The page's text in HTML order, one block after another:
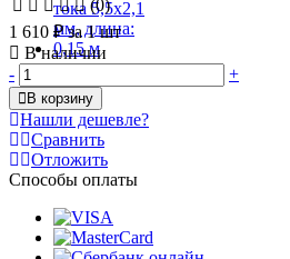
(0)
1 610 ₽за 1 шт
В наличии
-
+
В корзину
Нашли дешевле?
Сравнить
Отложить
Способы оплаты